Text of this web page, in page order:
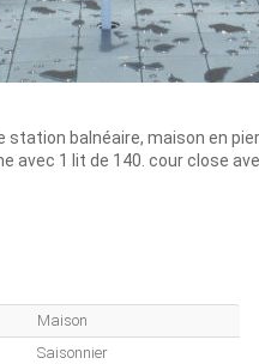
balnéaire, maison en
avec 1 lit de 140. cour close
Maison
Saisonnier